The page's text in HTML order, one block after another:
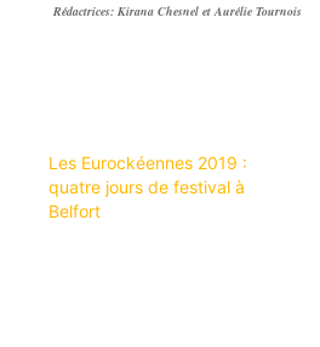
Rédactrices: Kirana Chesnel et Aurélie Tournois
Les Eurockéennes 2019 :
quatre jours de festival à
Belfort